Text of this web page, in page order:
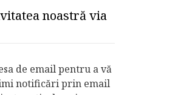
noastră via
de email pentru a vă
notificări prin email